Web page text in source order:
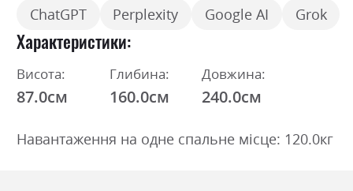
ChatGPT Perplexity Google AI Grok
Характеристики
Висота:
87.0см
Глибина:
160.0см
Довжина:
240.0см
Навантаження на одне спальне місце: 120.0кг